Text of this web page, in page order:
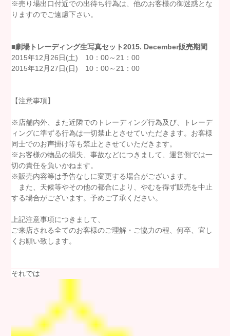
※売り場出口付近での出待ち行為は、他のお客様の御迷惑とな
りますのでご遠慮下さい。
■劇場トレーディング生写真セット2015. December販売期間
2015年12 月26日(土) 10：00～21：00
2015年12月27日(日) 10：00～21：00
【注意事項】
※店舗内外、また近隣でのトレーディング行為及び、トレーデ
ィングに準ずる行為は一切禁止とさせていただきます。お客様
同士でのお声掛け等も禁止とさせていただきます。
※お客様の物品の損失、事故などにつきまして、運営側では一
切の責任を負いかねます。
※販売内容等は予告なしに変更する場合がございます。
また、天候等やその他の都合により、やむを得ず販売を中止
する場合がございます。予めご了承ください。
上記注意事項につきまして、
ご来店される全てのお客様のご理解・ご協力の程、何卒、宜し
くお願い致します。
それでは